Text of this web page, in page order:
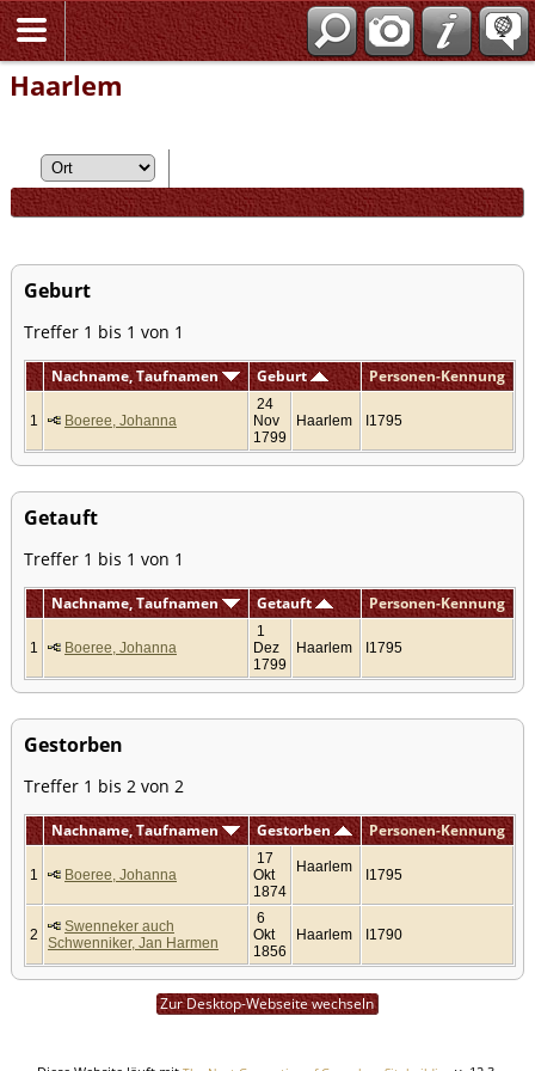
Haarlem
Geburt
Treffer 1 bis 1 von 1
Nachname, Taufnamen Geburt Personen-Kennung
1 Boeree, Johanna
24
Nov
1799
Haarlem I1795
Getauft
Treffer 1 bis 1 von 1
Nachname, Taufnamen Getauft Personen-Kennung
1 Boeree, Johanna
1
Dez
1799
Haarlem I1795
Gestorben
Treffer 1 bis 2 von 2
Nachname, Taufnamen Gestorben Personen-Kennung
1 Boeree, Johanna
17
Okt
1874
Haarlem I1795
2
Swenneker auch
Schwenniker, Jan Harmen
6
Okt
1856
Haarlem I1790
Zur Desktop-Webseite wechseln